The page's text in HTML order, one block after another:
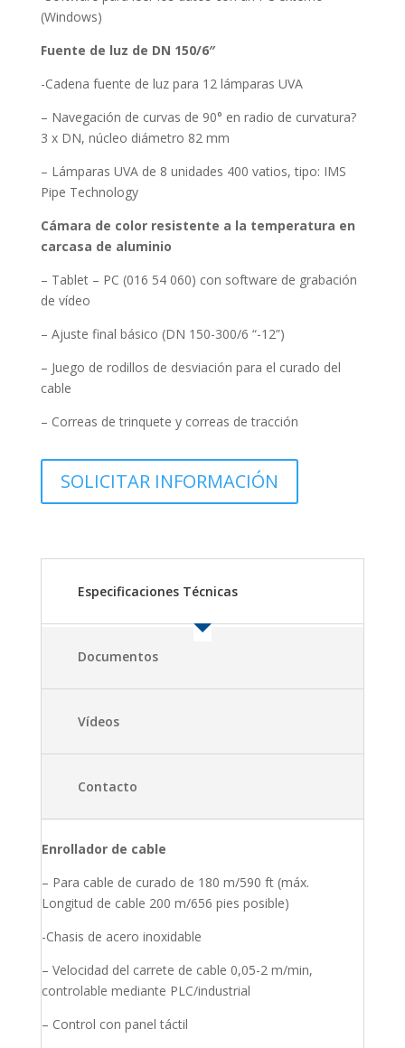
(Windows)
Fuente de luz de DN 150/6″
-Cadena fuente de luz para 12 lámparas UVA
– Navegación de curvas de 90° en radio de curvatura?
3 x DN, núcleo diámetro 82 mm
– Lámparas UVA de 8 unidades 400 vatios, tipo: IMS
Pipe Technology
Cámara de color resistente a la temperatura en
carcasa de aluminio
– Tablet – PC (016 54 060) con software de grabación
de vídeo
– Ajuste final básico (DN 150-300/6 “-12”)
– Juego de rodillos de desviación para el curado del
cable
– Correas de trinquete y correas de tracción
SOLICITAR INFORMACIÓN
Especificaciones Técnicas
Documentos
Vídeos
Contacto
Enrollador de cable
– Para cable de curado de 180 m/590 ft (máx.
Longitud de cable 200 m/656 pies posible)
-Chasis de acero inoxidable
– Velocidad del carrete de cable 0,05-2 m/min,
controlable mediante PLC/industrial
– Control con panel táctil